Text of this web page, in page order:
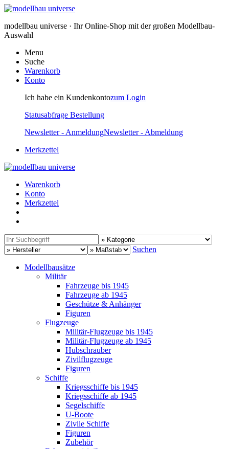
modellbau universe · Ihr Online-Shop mit der großen Modellbau-
Auswahl
Menu
Suche
Warenkorb
Konto
Ich habe ein Kundenkontozum Login
Statusabfrage Bestellung
Newsletter - AnmeldungNewsletter - Abmeldung
Merkzettel
Warenkorb
Konto
Merkzettel
Suchen
Modellbausätze
Militär
Fahrzeuge bis 1945
Fahrzeuge ab 1945
Geschütze & Anhänger
Figuren
Flugzeuge
Militär-Flugzeuge bis 1945
Militär-Flugzeuge ab 1945
Hubschrauber
Zivilflugzeuge
Figuren
Schiffe
Kriegsschiffe bis 1945
Kriegsschiffe ab 1945
Segelschiffe
U-Boote
Zivile Schiffe
Figuren
Zubehör